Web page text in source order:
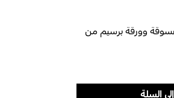
وورقة برسيم من
السلة